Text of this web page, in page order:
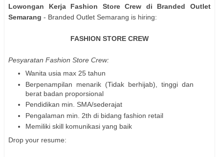
Lowongan Kerja Fashion Store Crew di Branded Outlet
Semarang - Branded Outlet Semarang is hiring:
FASHION STORE CREW
Pesyaratan Fashion Store Crew:
Wanita usia max 25 tahun
Berpenampilan menarik (Tidak berhijab), tinggi dan
berat badan proporsional
Pendidikan min. SMA/sederajat
Pengalaman min. 2th di bidang fashion retail
Memiliki skill komunikasi yang baik
Drop your resume: